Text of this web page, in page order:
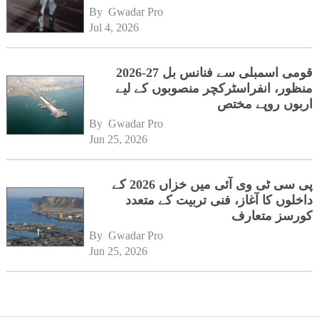
By Gwadar Pro
Jul 4, 2026
قومی اسمبلی سے فنانس بل 27-2026
منظور، انفراسٹرکچر منصوبوں کے لیے
اربوں روپے مختص
By Gwadar Pro
Jun 25, 2026
پی سی ٹی وی آئی میں خزاں 2026 کے
داخلوں کا آغاز، فنی تربیت کے متعدد
کورسز متعارف
By Gwadar Pro
Jun 25, 2026